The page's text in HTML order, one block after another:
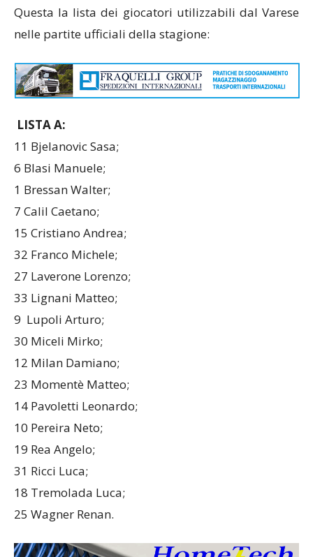
Questa la lista dei giocatori utilizzabili dal Varese
nelle partite ufficiali della stagione:
LISTA A:
11 Bjelanovic Sasa;
6 Blasi Manuele;
1 Bressan Walter;
7 Calil Caetano;
15 Cristiano Andrea;
32 Franco Michele;
27 Laverone Lorenzo;
33 Lignani Matteo;
9 Lupoli Arturo;
30 Miceli Mirko;
12 Milan Damiano;
23 Momentè Matteo;
14 Pavoletti Leonardo;
10 Pereira Neto;
19 Rea Angelo;
31 Ricci Luca;
18 Tremolada Luca;
25 Wagner Renan.